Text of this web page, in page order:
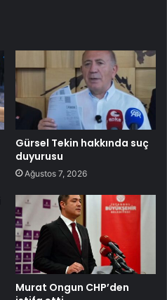
Gürsel Tekin hakkında suç
duyurusu
Ağustos 7, 2026
Murat Ongun CHP’den